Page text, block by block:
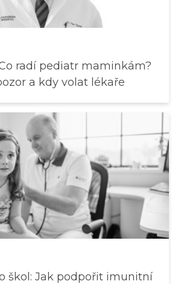
radí pediatr maminkám?
a kdy volat lékaře
škol: Jak podpořit imunitní